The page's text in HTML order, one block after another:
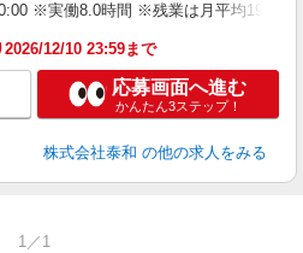
※実働8.0時間 ※残業は月平均19時間
12/10 23:59まで
応募画面へ進む
かんたん3ステップ！
株式会社泰和 の他の求人をみる
1／1